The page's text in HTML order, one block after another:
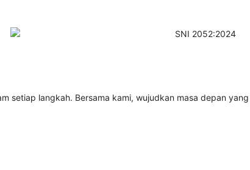
setiap langkah. Bersama kami, wujudkan masa depan